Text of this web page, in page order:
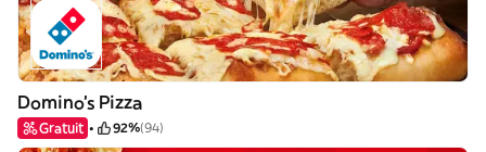
Domino's Pizza
Gratuit 92%(94)